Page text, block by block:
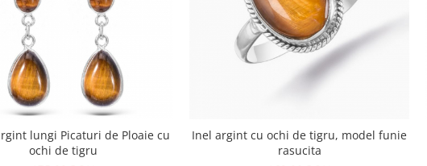
lungi Picaturi de Ploaie cu
ochi de tigru
Inel argint cu ochi de tigru, model funie
rasucita